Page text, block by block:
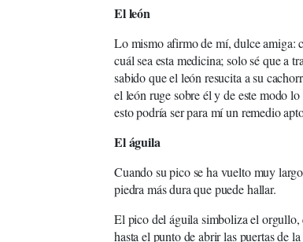
El león
Lo mismo afirmo de mí, dulce amiga:
cuál sea esta medicina; solo sé que a
sabido que el león resucita a su
el león ruge sobre él y de este modo
esto podría ser para mí un remedio
El águila
Cuando su pico se ha vuelto muy
piedra más dura que puede hallar.
El pico del águila simboliza el
hasta el punto de abrir las puertas de